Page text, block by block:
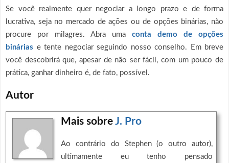
Se você realmente quer negociar a longo prazo e de forma
lucrativa, seja no mercado de ações ou de opções binárias, não
procure por milagres. Abra uma conta demo de opções
binárias e tente negociar seguindo nosso conselho. Em breve
você descobrirá que, apesar de não ser fácil, com um pouco de
prática, ganhar dinheiro é, de fato, possível.
Autor
Mais sobreJ. Pro
Ao contrário do Stephen (o outro autor),
ultimamente eu tenho pensado